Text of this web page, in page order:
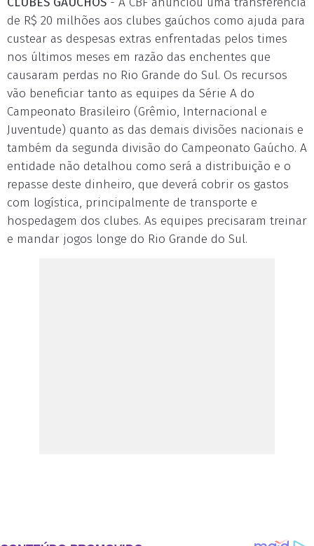
de R$ 20 milhões aos clubes gaúchos como ajuda para
custear as despesas extras enfrentadas pelos times
nos últimos meses em razão das enchentes que
causaram perdas no Rio Grande do Sul. Os recursos
vão beneficiar tanto as equipes da Série A do
Campeonato Brasileiro (Grêmio, Internacional e
Juventude) quanto as das demais divisões nacionais e
também da segunda divisão do Campeonato Gaúcho. A
entidade não detalhou como será a distribuição e o
repasse deste dinheiro, que deverá cobrir os gastos
com logística, principalmente de transporte e
hospedagem dos clubes. As equipes precisaram treinar
e mandar jogos longe do Rio Grande do Sul.